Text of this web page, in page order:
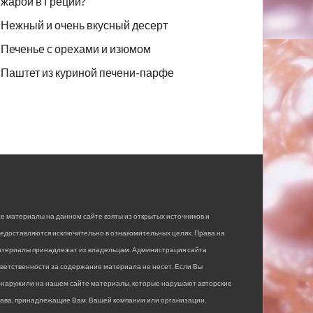
Нежный и очень вкусный десерт
Печенье с орехами и изюмом
Паштет из куриной печени-парфе
материалы на данном сайте взяты из открытых источников и
исключительно в ознакомительных целях. Права на
принадлежат их владельцам. Администрация сайта
за содержание материала не несет. Если Вы
на нашем сайте материалы, которые нарушают авторские
принадлежащие Вам, Вашей компании или организации,